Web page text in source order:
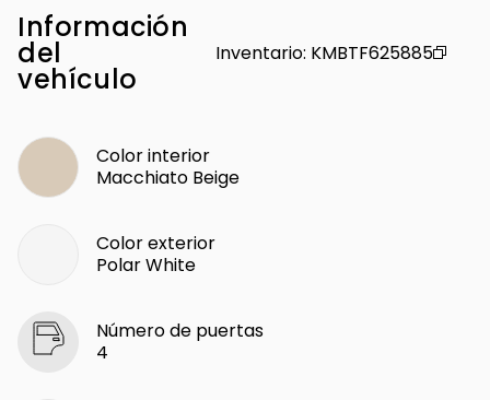
Información
del
vehículo
Inventario: KMBTF625885
Color interior
Macchiato Beige
Color exterior
Polar White
Número de puertas
4